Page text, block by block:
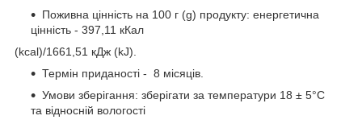
Поживна цінність на 100 г (g) продукту: енергетична
цінність - 397,11 кКал
(kcal)/1661,51 кДж (kJ).
Термін приданості - 8 місяців.
Умови зберігання: зберігати за температури 18 ± 5°C
та відносній вологості